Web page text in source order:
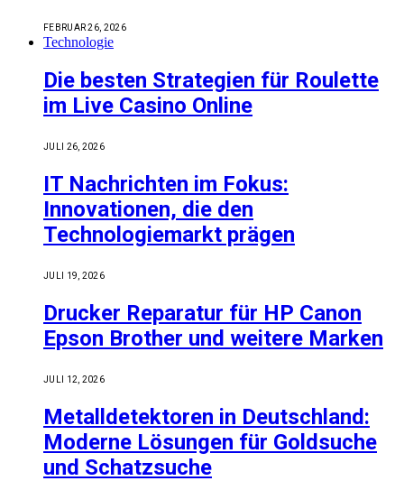
FEBRUAR 26, 2026
Technologie
Die besten Strategien für Roulette
im Live Casino Online
JULI 26, 2026
IT Nachrichten im Fokus:
Innovationen, die den
Technologiemarkt prägen
JULI 19, 2026
Drucker Reparatur für HP Canon
Epson Brother und weitere Marken
JULI 12, 2026
Metalldetektoren in Deutschland:
Moderne Lösungen für Goldsuche
und Schatzsuche